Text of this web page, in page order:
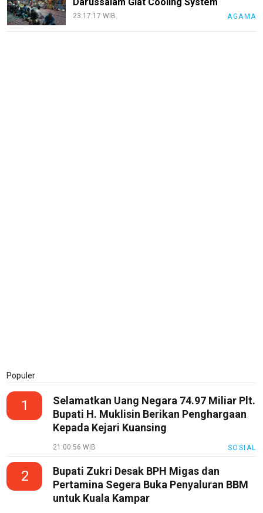
23:17:17 WIB AGAMA
Populer
1
Selamatkan Uang Negara 74.97 Miliar Plt.
Bupati H. Muklisin Berikan Penghargaan
Kepada Kejari Kuansing
21:00:56 WIB SOSIAL
2
Bupati Zukri Desak BPH Migas dan
Pertamina Segera Buka Penyaluran BBM
untuk Kuala Kampar